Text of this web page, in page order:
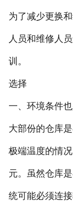
为了减少更换
人员和维修人
训。
选择
一、环境条件
大部份的仓库
极端温度的情
元。虽然仓库
统可能必须连